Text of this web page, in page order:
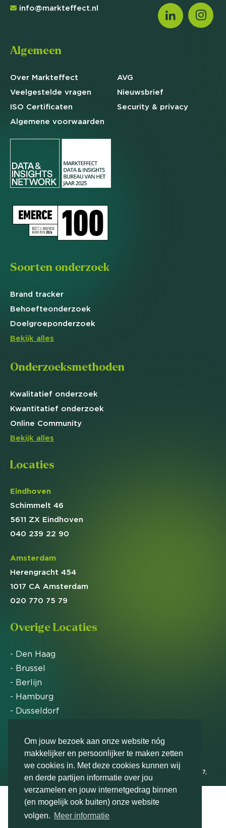
Om jouw bezoek aan onze website nóg
makkelijker en persoonlijker te maken zetten
we cookies in. Met deze cookies kunnen wij
en derde partijen informatie over jou
verzamelen en jouw internetgedrag binnen
(en mogelijk ook buiten) onze website
volgen. Meer informatie
info@markteffect.nl
Algemeen
Over Markteffect
Veelgestelde vragen
ISO Certificaten
Algemene voorwaarden
AVG
Nieuwsbrief
Security & privacy
Soorten onderzoek
Brand tracker
Behoefteonderzoek
Doelgroeponderzoek
Bekijk alles
Onderzoeksmethoden
Kwalitatief onderzoek
Kwantitatief onderzoek
Online Community
Bekijk alles
Locaties
Eindhoven
Schimmelt 46
5611 ZX Eindhoven
040 239 22 90
Amsterdam
Herengracht 454
1017 CA Amsterdam
020 770 75 79
Overige Locaties
- Den Haag
- Brussel
- Berlijn
- Hamburg
- Dusseldorf
Markteffect is door het Financieele Dagblad
uitgeroepen tot FD Gazelle in 2012, 2015, 2016, 2017,
2018, 2019, 2020, 2021, 2022, 2023, 2024 en 2025